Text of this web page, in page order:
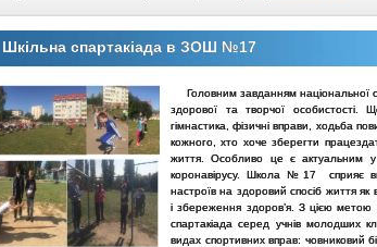
Шкільна спартакіада в ЗОШ №17
Головним завданням національної
здорової та творчої особистості.
гімнастика, фізичні вправи, ходьба
кожного, хто хоче зберегти
життя. Особливо це є актуальним у
коронавірусу. Школа №17 сприяє
настроїв на здоровий спосіб життя
і збереження здоров’я. З цією
спартакіада серед учнів молодших
видах спортивних вправ: човниковий